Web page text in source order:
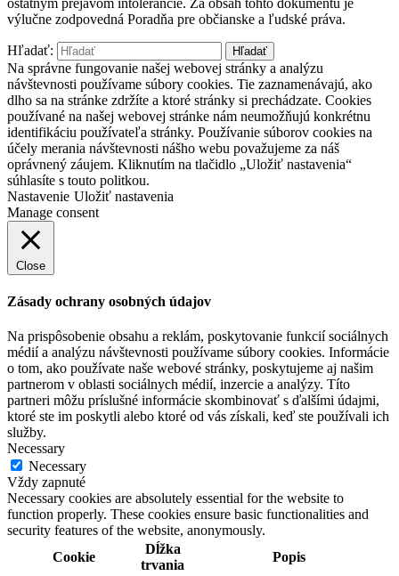
výlučne zodpovedná Poradňa pre občianske a ľudské práva.
Hľadať:
Na správne fungovanie našej webovej stránky a analýzu
návštevnosti používame súbory cookies. Tie zaznamenávajú, ako
dlho sa na stránke zdržíte a ktoré stránky si prechádzate. Cookies
používané na našej webovej stránke nám neumožňujú konkrétnu
identifikáciu používateľa stránky. Používanie súborov cookies na
účely merania návštevnosti nášho webu považujeme za náš
oprávnený záujem. Kliknutím na tlačidlo „Uložiť nastavenia“
súhlasíte s touto politkou.
Nastavenie Uložiť nastavenia
Manage consent
Close
Zásady ochrany osobných údajov
Na prispôsobenie obsahu a reklám, poskytovanie funkcií sociálnych
médií a analýzu návštevnosti používame súbory cookies. Informácie
o tom, ako používate naše webové stránky, poskytujeme aj našim
partnerom v oblasti sociálnych médií, inzercie a analýzy. Títo
partneri môžu príslušné informácie skombinovať s ďalšími údajmi,
ktoré ste im poskytli alebo ktoré od vás získali, keď ste používali ich
služby.
Necessary
Necessary
Vždy zapnuté
Necessary cookies are absolutely essential for the website to
function properly. These cookies ensure basic functionalities and
security features of the website, anonymously.
Cookie
Dĺžka
trvania
Popis